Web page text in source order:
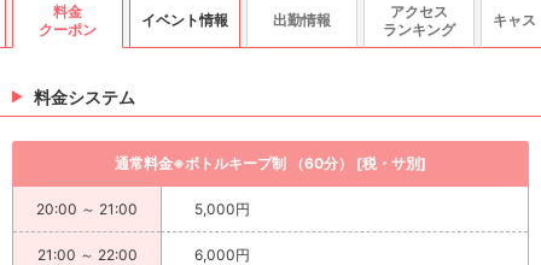
料金
クーポン
イベント情報 出勤情報
アクセス
ランキング
キャス
料金システム
通常料金※ボトルキープ制 （60分） [税・サ別]
20:00 ～ 21:00 5,000円
21:00 ～ 22:00 6,000円